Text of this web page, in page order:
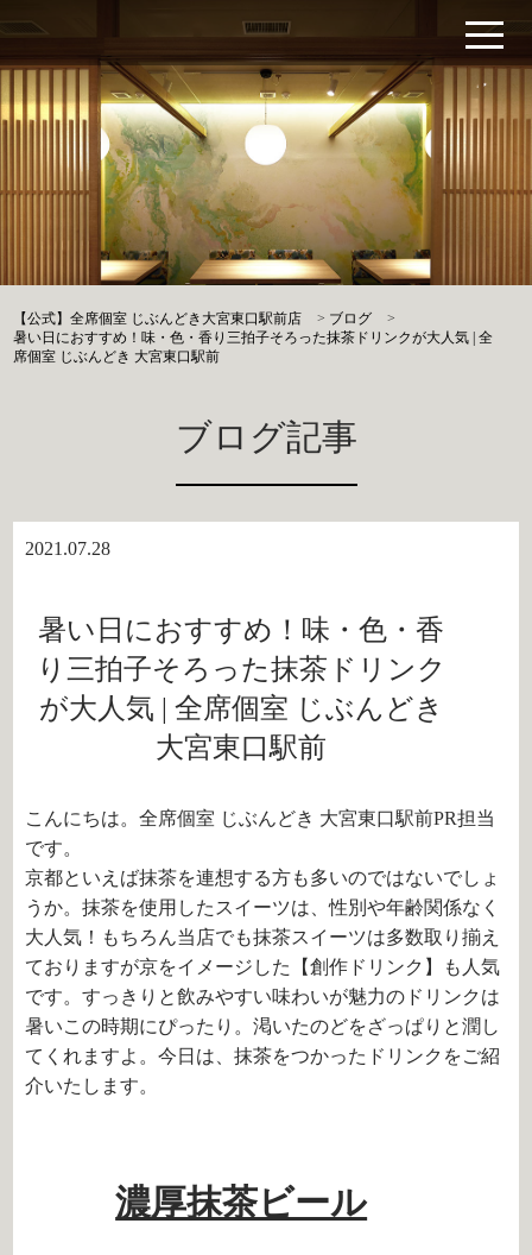
【公式】全席個室 じぶんどき大宮東口駅前店 > ブログ
>
暑い日におすすめ！味・色・香り三拍子そろった抹茶ドリンクが大人気 | 全
席個室 じぶんどき 大宮東口駅前
ブログ記事
2021.07.28
暑い日におすすめ！味・色・香
り三拍子そろった抹茶ドリンク
が大人気 | 全席個室 じぶんどき
大宮東口駅前
こんにちは。全席個室 じぶんどき 大宮東口駅前PR担当
です。
京都といえば抹茶を連想する方も多いのではないでしょ
うか。抹茶を使用したスイーツは、性別や年齢関係なく
大人気！もちろん当店でも抹茶スイーツは多数取り揃え
ておりますが京をイメージした【創作ドリンク】も人気
です。すっきりと飲みやすい味わいが魅力のドリンクは
暑いこの時期にぴったり。渇いたのどをざっぱりと潤し
てくれますよ。今日は、抹茶をつかったドリンクをご紹
介いたします。
濃厚抹茶ビール